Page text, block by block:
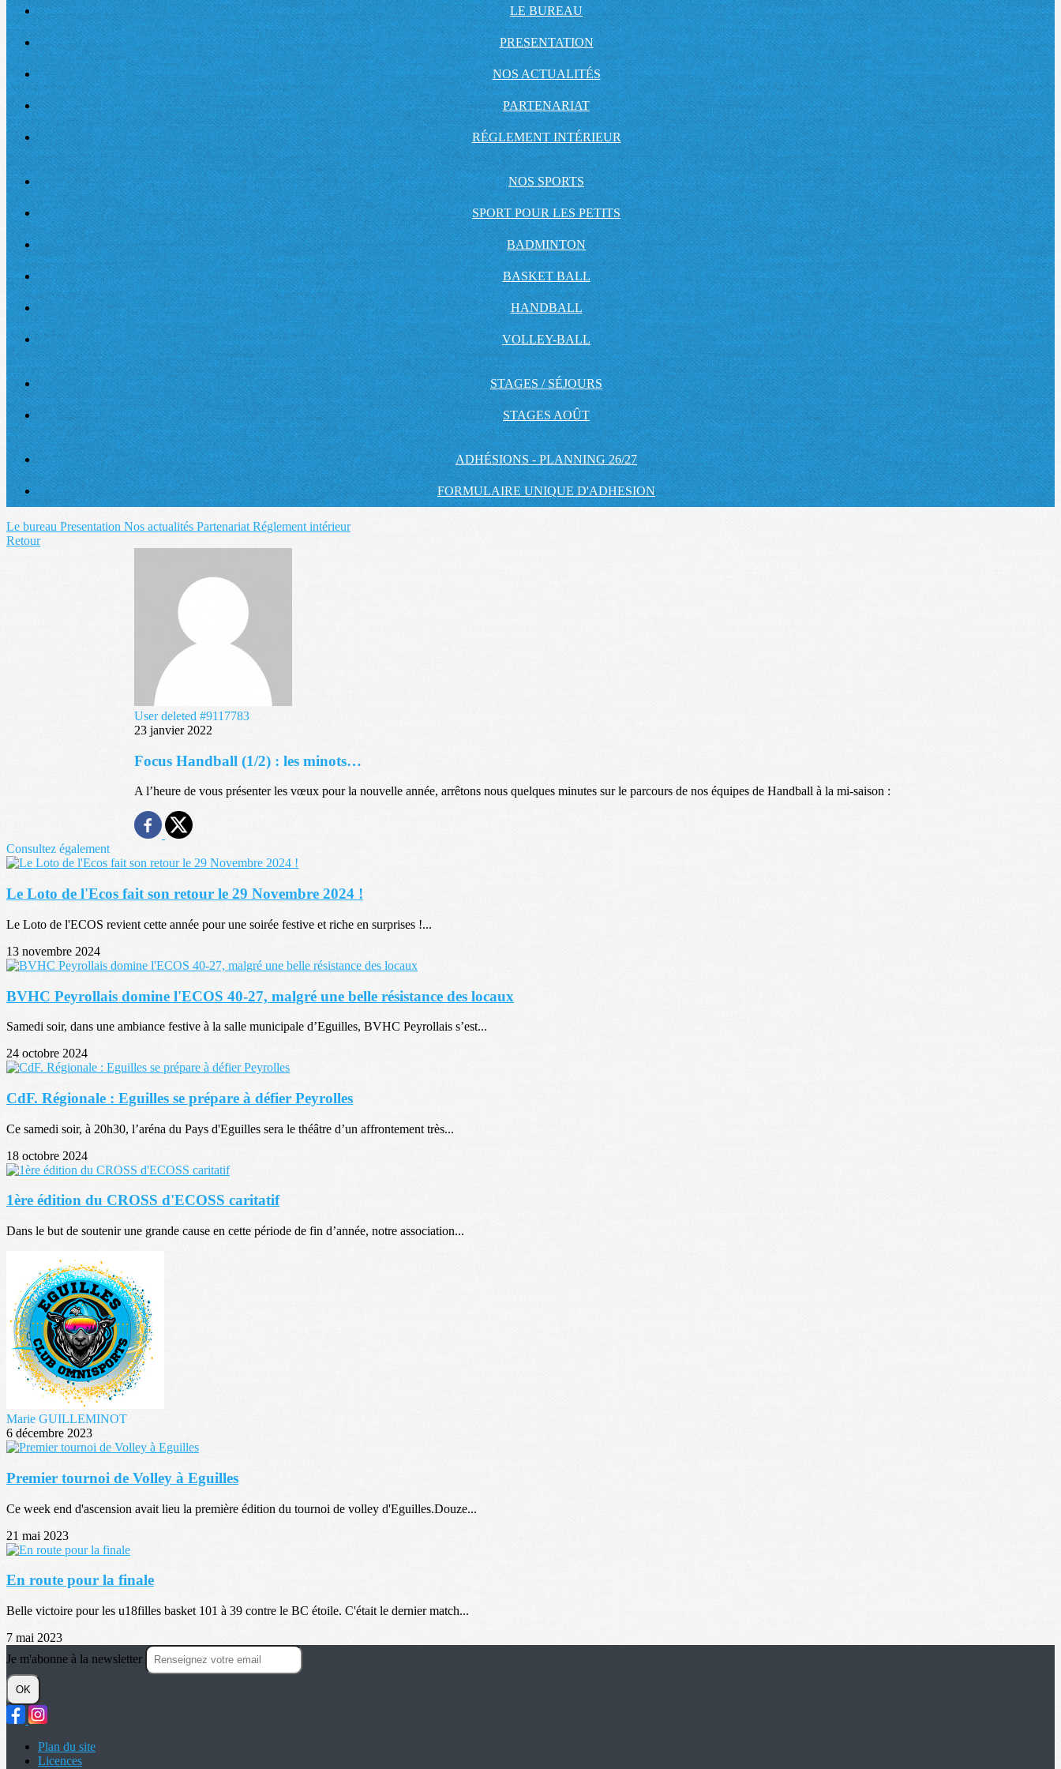
LE BUREAU
PRESENTATION
NOS ACTUALITÉS
PARTENARIAT
RÉGLEMENT INTÉRIEUR
NOS SPORTS
SPORT POUR LES PETITS
BADMINTON
BASKET BALL
HANDBALL
VOLLEY-BALL
STAGES / SÉJOURS
STAGES AOÛT
ADHÉSIONS - PLANNING 26/27
FORMULAIRE UNIQUE D'ADHESION
Le bureau Presentation Nos actualités Partenariat Réglement intérieur
Retour
User deleted #9117783
23 janvier 2022
Focus Handball (1/2) : les minots…
A l’heure de vous présenter les vœux pour la nouvelle année, arrêtons nous quelques minutes sur le parcours de nos équipes de Handball à la mi-saison :
Consultez également
Le Loto de l'Ecos fait son retour le 29 Novembre 2024 !
Le Loto de l'ECOS revient cette année pour une soirée festive et riche en surprises !...
13 novembre 2024
BVHC Peyrollais domine l'ECOS 40-27, malgré une belle résistance des locaux
Samedi soir, dans une ambiance festive à la salle municipale d’Eguilles, BVHC Peyrollais s’est...
24 octobre 2024
CdF. Régionale : Eguilles se prépare à défier Peyrolles
Ce samedi soir, à 20h30, l’aréna du Pays d'Eguilles sera le théâtre d’un affrontement très...
18 octobre 2024
1ère édition du CROSS d'ECOSS caritatif
Dans le but de soutenir une grande cause en cette période de fin d’année, notre association...
Marie GUILLEMINOT
6 décembre 2023
Premier tournoi de Volley à Eguilles
Ce week end d'ascension avait lieu la première édition du tournoi de volley d'Eguilles.Douze...
21 mai 2023
En route pour la finale
Belle victoire pour les u18filles basket 101 à 39 contre le BC étoile. C'était le dernier match...
7 mai 2023
Je m'abonne à la newsletter
OK
Plan du site
Licences